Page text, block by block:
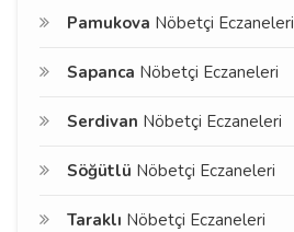
Pamukova Nöbetçi Eczaneleri
Sapanca Nöbetçi Eczaneleri
Serdivan Nöbetçi Eczaneleri
Söğütlü Nöbetçi Eczaneleri
Taraklı Nöbetçi Eczaneleri